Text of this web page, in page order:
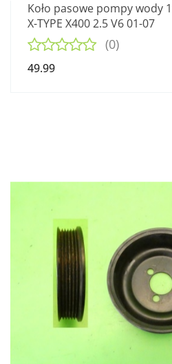
Koło pasowe pompy wody
X-TYPE X400 2.5 V6 01-07
(0)
49.99